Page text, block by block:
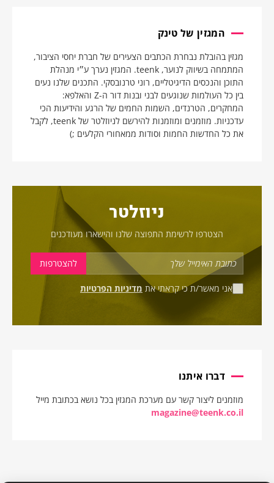
המגזין של טינק
מגזין בהובלת נבחרת הכתבים הצעירים של חברת יחסי הציבור,
המתמחה בשיווק לנוער, teenk. המגזין נערך ע״י מנהלת
התוכן והנכסים הדיגיטליים, רוני טרנובסקי. התכנים שלנו נעים
בין כל העולמות שנוגעים לבני ובנות דור ה-Z והאלפא:
המחקרים, הטרנדים, השמות החמים של הרגע והידיעות הכי
עדכניות. מוזמנים ומוזמנות להירשם לניוזלטר של teenk, לקבל
את כל החדשות החמות וסודות ממאחורי הקלעים ;)
ניוזלטר
הצטרפו לרשימת התפוצה שלנו והישארו מעודכנים
אני מאשר/ת כי קראתי את מדיניות הפרטיות
דברו איתנו
מוזמנים ליצור קשר עם מערכת המגזין בכל נושא בכתובת מייל
magazine@teenk.co.il